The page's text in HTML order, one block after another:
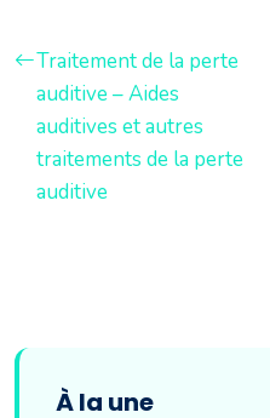
Traitement de la perte
auditive – Aides
auditives et autres
traitements de la perte
auditive
À la une